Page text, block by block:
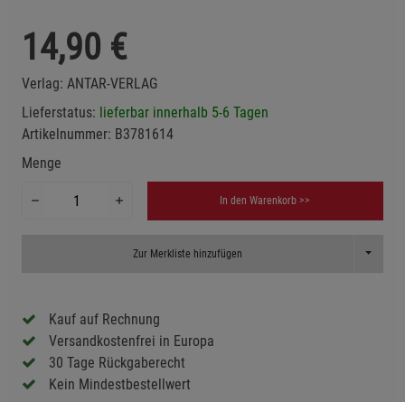
14,90 €
Verlag: ANTAR-VERLAG
Lieferstatus: lieferbar innerhalb 5-6 Tagen
Artikelnummer: B3781614
Menge
In den Warenkorb >>
Zur Merkliste hinzufügen Toggle
Kauf auf Rechnung
Versandkostenfrei in Europa
30 Tage Rückgaberecht
Kein Mindestbestellwert